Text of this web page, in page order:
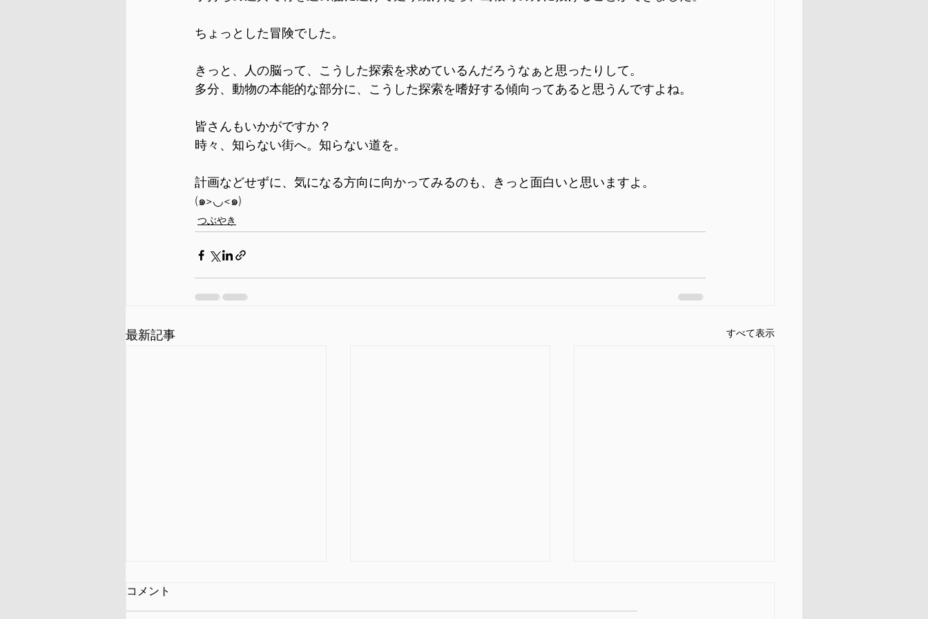
ちょっとした冒険でした。
きっと、人の脳って、こうした探索を求めているんだろうなぁと思ったりして。
多分、動物の本能的な部分に、こうした探索を嗜好する傾向ってあると思うんですよね。
皆さんもいかがですか？
時々、知らない街へ。知らない道を。
計画などせずに、気になる方向に向かってみるのも、きっと面白いと思いますよ。
(๑>◡<๑)
つぶやき
最新記事 すべて表示
コメント